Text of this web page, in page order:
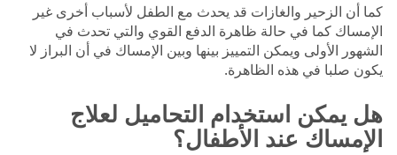
كما أن الزحير والغازات قد يحدث مع الطفل لأسباب أخرى غير
الإمساك كما في حالة ظاهرة الدفع القوي والتي تحدث في
الشهور الأولى ويمكن التمييز بينها وبين الإمساك في أن البراز لا
يكون صلبا في هذه الظاهرة.
هل يمكن استخدام التحاميل لعلاج
الإمساك عند الأطفال؟